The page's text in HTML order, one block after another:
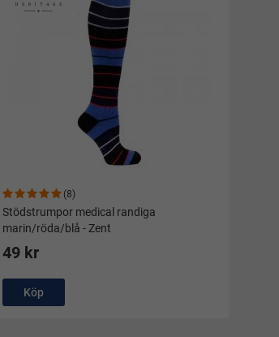
(8)
Stödstrumpor medical randiga
marin/röda/blå - Zent
49 kr
Köp